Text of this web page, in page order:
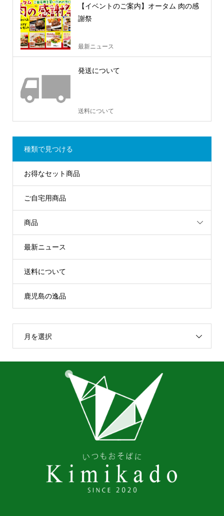
【イベントのご案内】オータム 肉の感
謝祭
最新ニュース
発送について
送料について
種類で見つける
お得なセット商品
ご自宅用商品
商品
最新ニュース
送料について
鹿児島の逸品
月を選択